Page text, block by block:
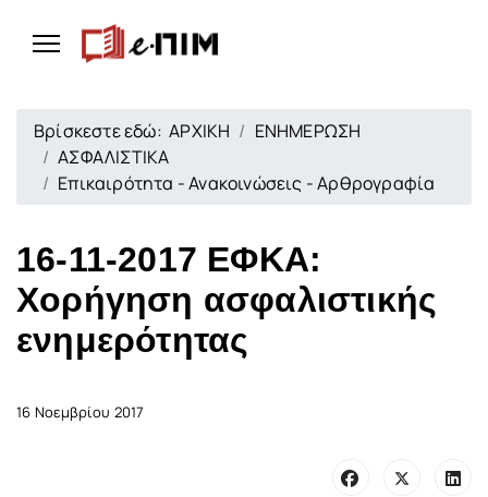
Βρίσκεστε εδώ:ΑΡΧΙΚΗ
ΕΝΗΜΕΡΩΣΗ
ΑΣΦΑΛΙΣΤΙΚΑ
Επικαιρότητα - Ανακοινώσεις - Αρθρογραφία
16-11-2017 ΕΦΚΑ:
Χορήγηση ασφαλιστικής
ενημερότητας
16 Νοεμβρίου 2017